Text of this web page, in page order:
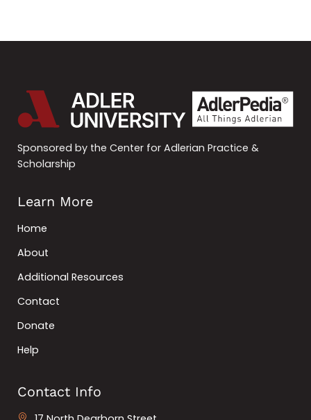
Sponsored by the Center for Adlerian Practice &
Scholarship
Learn More
Home
About
Additional Resources
Contact
Donate
Help
Contact Info